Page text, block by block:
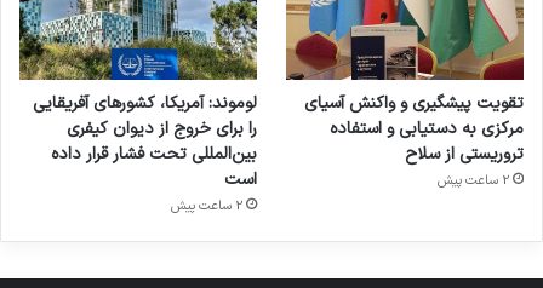
تقویت پیشگیری و واکنش آسیای
مرکزی به دستیابی و استفاده
تروریستی از سلاح
2 ساعت پیش
لوموند: آمریکا، کشورهای آفریقایی
را برای خروج از دیوان کیفری
بین‌المللی تحت فشار قرار داده
است
2 ساعت پیش